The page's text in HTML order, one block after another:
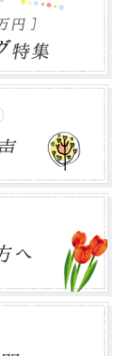
した。 誠に勝
頂き...
上げます。
致し...
通常通り営業
ます...